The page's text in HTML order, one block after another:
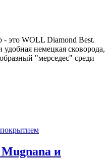
это WOLL Diamond Best.
немецкая сковорода,
"мерседес" среди
и